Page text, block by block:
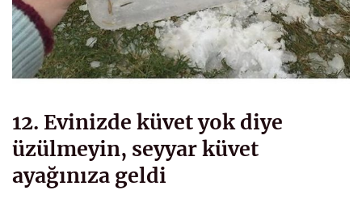
12. Evinizde küvet yok diye
üzülmeyin, seyyar küvet
ayağınıza geldi